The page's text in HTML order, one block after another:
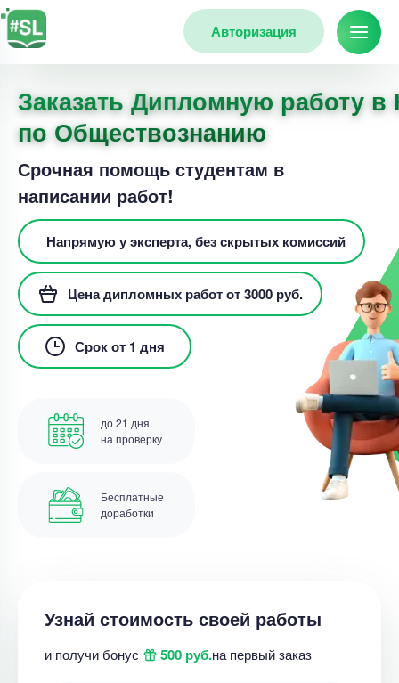
Авторизация
Заказать Дипломную работу в
по Обществознанию
Срочная помощь студентам в
написании работ!
Напрямую у эксперта, без скрытых комиссий
Цена дипломных работ от 3000 руб.
Срок от 1 дня
до 21 дня
на проверку
Бесплатные
доработки
Узнай стоимость своей работы
и получи бонус 500 руб.на первый заказ